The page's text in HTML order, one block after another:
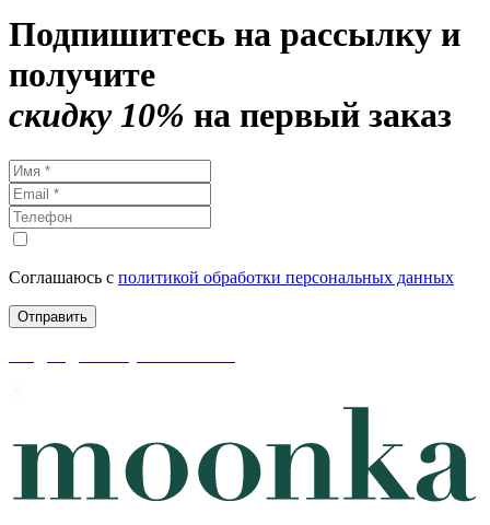
Подпишитесь на рассылку и
получите
скидку 10% на первый заказ
Соглашаюсь с политикой обработки персональных данных